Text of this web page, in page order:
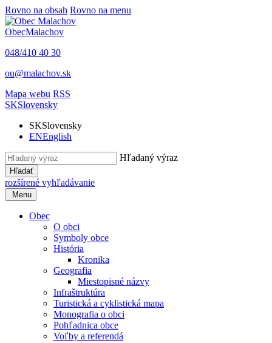
Rovno na obsah Rovno na menu
ObecMalachov
048/410 40 30
ou@malachov.sk
Mapa webu RSS
SKSlovensky
SKSlovensky
ENEnglish
Hľadaný výraz
Hľadať
rozšírené vyhľadávanie
Menu
Obec
O obci
Symboly obce
História
Kronika
Geografia
Miestopisné názvy
Infraštruktúra
Turistická a cyklistická mapa
Monografia o obci
Pohľadnica obce
Voľby a referendá